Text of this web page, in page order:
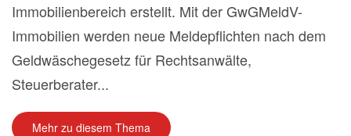
Immobilienbereich erstellt. Mit der GwGMeldV-
Immobilien werden neue Meldepflichten nach dem
Geldwäschegesetz für Rechtsanwälte,
Steuerberater...
Mehr zu diesem Thema